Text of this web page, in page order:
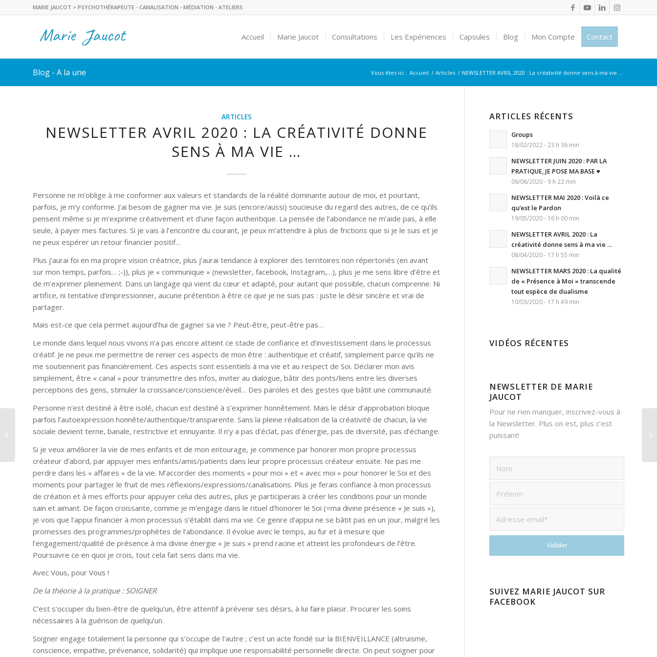
MARIE JAUCOT > PSYCHOTHÉRAPEUTE - CANALISATION - MÉDIATION - ATELIERS
Accueil Marie Jaucot Consultations Les Expériences Capsules Blog Mon Compte Contact
Blog - A la une Vous êtes ici : Accueil / Articles / NEWSLETTER AVRIL 2020 : La créativité donne sens à ma vie …
ARTICLES
NEWSLETTER AVRIL 2020 : LA CRÉATIVITÉ DONNE
SENS À MA VIE …
Personne ne m’oblige à me conformer aux valeurs et standards de la réalité dominante autour de moi, et pourtant,
parfois, je m’y conforme. J’ai besoin de gagner ma vie. Je suis (encore/aussi) soucieuse du regard des autres, de ce qu’ils
pensent même si je m’exprime créativement et d’une façon authentique. La pensée de l’abondance ne m’aide pas, à elle
seule, à payer mes factures. Si je vais à l’encontre du courant, je peux m’attendre à plus de frictions que si je le suis et je
ne peux espérer un retour financier positif…
Plus j’aurai foi en ma propre vision créatrice, plus j’aurai tendance à explorer des territoires non répertoriés (en avant
sur mon temps, parfois… ;-)), plus je « communique » (newsletter, facebook, Instagram,…), plus je me sens libre d’être et
de m’exprimer pleinement. Dans un langage qui vient du cœur et adapté, pour autant que possible, chacun comprenne. Ni
artifice, ni tentative d’impressionner, aucune prétention à être ce que je ne suis pas : juste le désir sincère et vrai de
partager.
Mais est-ce que cela permet aujourd’hui de gagner sa vie ? Peut-être, peut-être pas…
Le monde dans lequel nous vivons n’a pas encore atteint ce stade de confiance et d’investissement dans le processus
créatif. Je ne peux me permettre de renier ces aspects de mon être : authentique et créatif, simplement parce qu’ils ne
me soutiennent pas financièrement. Ces aspects sont essentiels à ma vie et au respect de Soi. Déclarer mon avis
simplement, être « canal » pour transmettre des infos, inviter au dialogue, bâtir des ponts/liens entre les diverses
perceptions des gens, stimuler la croissance/conscience/éveil… Des paroles et des gestes que bâtit une communauté.
Personne n’est destiné à être isolé, chacun est destiné à s’exprimer honnêtement. Mais le désir d’approbation bloque
parfois l’autoexpression honnête/authentique/transparente. Sans la pleine réalisation de la créativité de chacun, la vie
sociale devient terne, banale, restrictive et ennuyante. Il n’y a pas d’éclat, pas d’énergie, pas de diversité, pas d’échange.
Si je veux améliorer la vie de mes enfants et de mon entourage, je commence par honorer mon propre processus
créateur d’abord, par appuyer mes enfants/amis/patients dans leur propre processus créateur ensuite. Ne pas me
perdre dans les « affaires » de la vie. M’accorder des moments « pour moi » et « avec moi » pour honorer le Soi et des
moments pour partager le fruit de mes réflexions/expressions/canalisations. Plus je ferais confiance à mon processus
de création et à mes efforts pour appuyer celui des autres, plus je participerais à créer les conditions pour un monde
sain et aimant. De façon croissante, comme je m’engage dans le rituel d’honorer le Soi (=ma divine présence « Je suis »),
je vois que l’appui financier à mon processus s’établit dans ma vie. Ce genre d’appui ne se bâtit pas en un jour, malgré les
promesses des programmes/prophètes de l’abondance. Il évolue avec le temps, au fur et à mesure que
l’engagement/qualité de présence à ma divine énergie « Je suis » prend racine et atteint les profondeurs de l’être.
Poursuivre ce en quoi je crois, tout cela fait sens dans ma vie.
Avec Vous, pour Vous !
De la théorie à la pratique : SOIGNER
C’est s’occuper du bien-être de quelqu’un, être attentif à prévenir ses désirs, à lui faire plaisir. Procurer les soins
nécessaires à la guérison de quelqu’un.
Soigner engage totalement la personne qui s’occupe de l’autre ; c’est un acte fondé sur la BIENVEILLANCE (altruisme,
conscience, empathie, prévenance, solidarité) qui implique une responsabilité personnelle directe. On peut soigner pour
ARTICLES RÉCENTS
Groups
18/02/2022 - 23 h 36 min
NEWSLETTER JUIN 2020 : PAR LA
PRATIQUE, JE POSE MA BASE ♥
06/06/2020 - 9 h 22 min
NEWSLETTER MAI 2020 : Voilà ce
qu’est le Pardon
19/05/2020 - 16 h 00 min
NEWSLETTER AVRIL 2020 : La
créativité donne sens à ma vie …
08/04/2020 - 17 h 55 min
NEWSLETTER MARS 2020 : La qualité
de « Présence à Moi » transcende
tout espèce de dualisme
10/03/2020 - 17 h 49 min
VIDÉOS RÉCENTES
NEWSLETTER DE MARIE
JAUCOT
Pour ne rien manquer, inscrivez-vous à
la Newsletter. Plus on est, plus c’est
puissant!
SUIVEZ MARIE JAUCOT SUR
FACEBOOK
NEWSLETTER MARS 2020 : La qualité
de « Présence à Moi » transcende